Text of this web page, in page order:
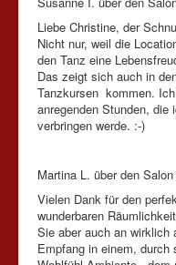
Liebe Christine, der
Nicht nur, weil die
den Tanz eine
Das zeigt sich auch in
Tanzkursen kommen.
anregenden Stunden, die
verbringen werde. :-)
Martina L. über den
Vielen Dank für den
wunderbaren
Sie aber auch an wirklich
Empfang in einem, durch